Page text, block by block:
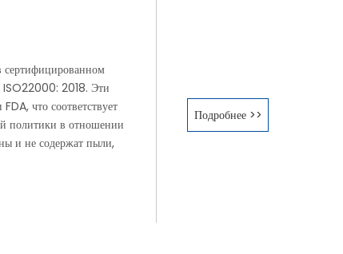
сертифицированном
ISO22000: 2018. Эти
что соответствует
политики в отношении
и не содержат пыли,
Подробнее >>